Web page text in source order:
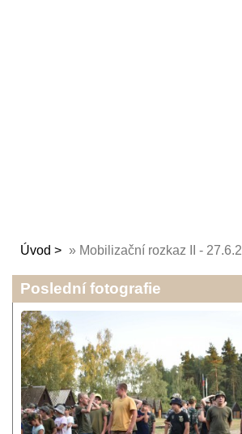
Úvod » Mobilizační rozkaz II -
Poslední fotografie